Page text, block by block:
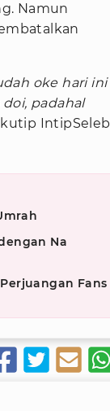
Namun
oke hari ini
padahal
IntipSeleb
Na
Fans